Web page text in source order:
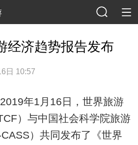
经济趋势报告发布
日 10:57
2019年1月16日，世界旅游
）与中国社会科学院旅游
）共同发布了《世界